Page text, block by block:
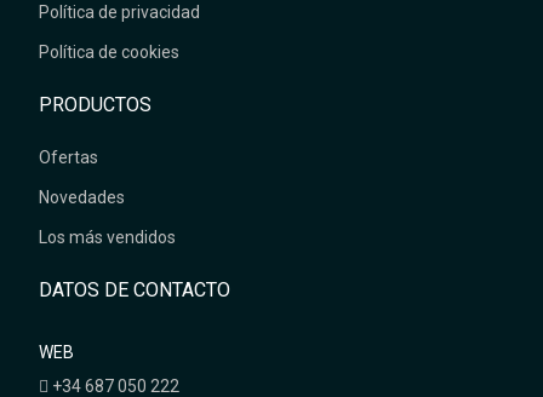
Política de privacidad
Política de cookies
PRODUCTOS
Ofertas
Novedades
Los más vendidos
DATOS DE CONTACTO
WEB
+34 687 050 222